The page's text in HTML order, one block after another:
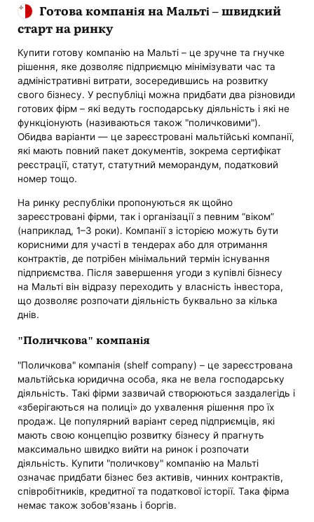
Готова компанія на Мальті – швидкий
старт на ринку
Купити готову компанію на Мальті – це зручне та гнучке
рішення, яке дозволяє підприємцю мінімізувати час та
адміністративні витрати, зосередившись на розвитку
свого бізнесу. У республіці можна придбати два різновиди
готових фірм – які ведуть господарську діяльність і які не
функціонують (називаються також "поличковими").
Обидва варіанти — це зареєстровані мальтійські компанії,
які мають повний пакет документів, зокрема сертифікат
реєстрації, статут, статутний меморандум, податковий
номер тощо.
На ринку республіки пропонуються як щойно
зареєстровані фірми, так і організації з певним “віком”
(наприклад, 1–3 роки). Компанії з історією можуть бути
корисними для участі в тендерах або для отримання
контрактів, де потрібен мінімальний термін існування
підприємства. Після завершення угоди з купівлі бізнесу
на Мальті він відразу переходить у власність інвестора,
що дозволяє розпочати діяльність буквально за кілька
днів.
"Поличкова" компанія
"Поличкова" компанія (shelf company) – це зареєстрована
мальтійська юридична особа, яка не вела господарську
діяльність. Такі фірми зазвичай створюються заздалегідь і
«зберігаються на полиці» до ухвалення рішення про їх
продаж. Це популярний варіант серед підприємців, які
мають свою концепцію розвитку бізнесу й прагнуть
максимально швидко вийти на ринок і розпочати
діяльність. Купити "поличкову" компанію на Мальті
означає придбати бізнес без активів, чинних контрактів,
співробітників, кредитної та податкової історії. Така фірма
немає також зобов'язань і боргів.